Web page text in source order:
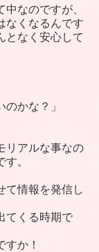
なのですが、
なくなるんです
となく安心して
かな？」
リアルな事なの
。
て情報を発信し
てくる時期で
か！